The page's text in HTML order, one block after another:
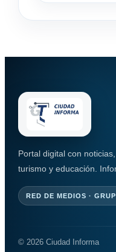
Portal digital con
turismo y educación.
RED DE MEDIOS ·
© 2026 Ciudad Informa